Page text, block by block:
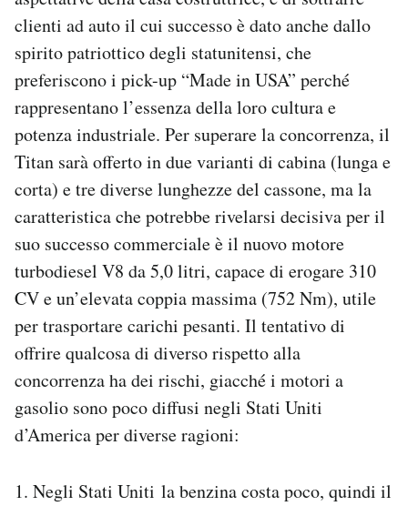
clienti ad auto il cui successo è dato anche dallo
spirito patriottico degli statunitensi, che
preferiscono i pick-up “Made in USA” perché
rappresentano l’essenza della loro cultura e
potenza industriale. Per superare la concorrenza, il
Titan sarà offerto in due varianti di cabina (lunga e
corta) e tre diverse lunghezze del cassone, ma la
caratteristica che potrebbe rivelarsi decisiva per il
suo successo commerciale è il nuovo motore
turbodiesel V8 da 5,0 litri, capace di erogare 310
CV e un’elevata coppia massima (752 Nm), utile
per trasportare carichi pesanti. Il tentativo di
offrire qualcosa di diverso rispetto alla
concorrenza ha dei rischi, giacché i motori a
gasolio sono poco diffusi negli Stati Uniti
d’America per diverse ragioni:
1. Negli Stati Uniti la benzina costa poco, quindi il